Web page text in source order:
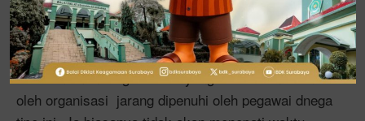
Ketidakmampuan Memenuhi Komitmen
Orang yang tak bisa dipercaya biasanya tak bisa
berkomitmen.Target waktu yang telah ditentukan
oleh organisasi jarang dipenuhi oleh pegawai dnega